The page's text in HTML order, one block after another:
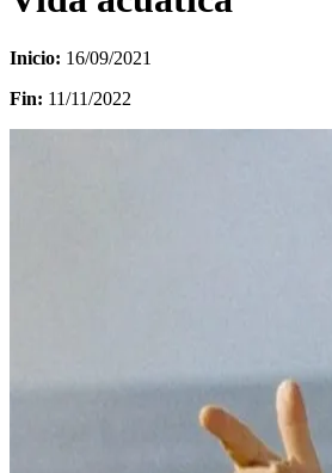
Inicio: 16/09/2021
Fin: 11/11/2022